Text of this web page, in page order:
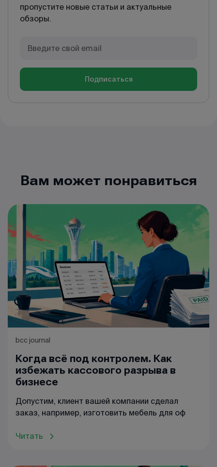
пропустите новые статьи и актуальные
обзоры.
Подписаться
Вам может понравиться
bcc journal
Когда всё под контролем. Как
избежать кассового разрыва в
бизнесе
Допустим, клиент вашей компании сделал
заказ, например, изготовить мебель для оф
Читать